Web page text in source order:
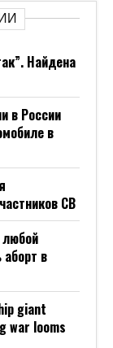
Найдена
в России
в
СВ
в
giant
war looms